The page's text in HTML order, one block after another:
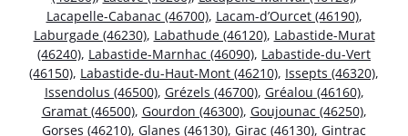
Lacapelle-Cabanac (46700), Lacam-d’Ourcet (46190),
Laburgade (46230), Labathude (46120), Labastide-Murat
(46240), Labastide-Marnhac (46090), Labastide-du-Vert
(46150), Labastide-du-Haut-Mont (46210), Issepts (46320),
Issendolus (46500), Grézels (46700), Gréalou (46160),
Gramat (46500), Gourdon (46300), Goujounac (46250),
Gorses (46210), Glanes (46130), Girac (46130), Gintrac